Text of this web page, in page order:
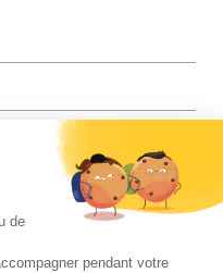
de
pendant votre